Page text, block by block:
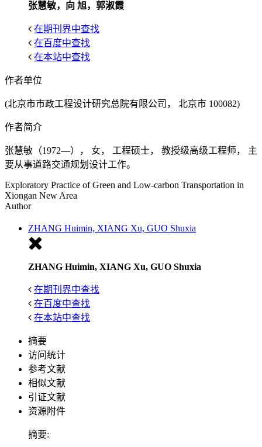
张慧敏，向 旭，郭淑霞
在期刊界中查找
在百度中查找
在本站中查找
作者单位
(北京市市政工程设计研究总院有限公司， 北京市 100082)
作者简介
张慧敏（1972—）， 女， 工程硕士， 教授级高级工程师， 主
要从事道路交通规划设计工作。
Exploratory Practice of Green and Low-carbon Transportation in
Xiongan New Area
Author
ZHANG Huimin, XIANG Xu, GUO Shuxia
ZHANG Huimin, XIANG Xu, GUO Shuxia
在期刊界中查找
在百度中查找
在本站中查找
摘要
访问统计
参考文献
相似文献
引证文献
资源附件
摘要: